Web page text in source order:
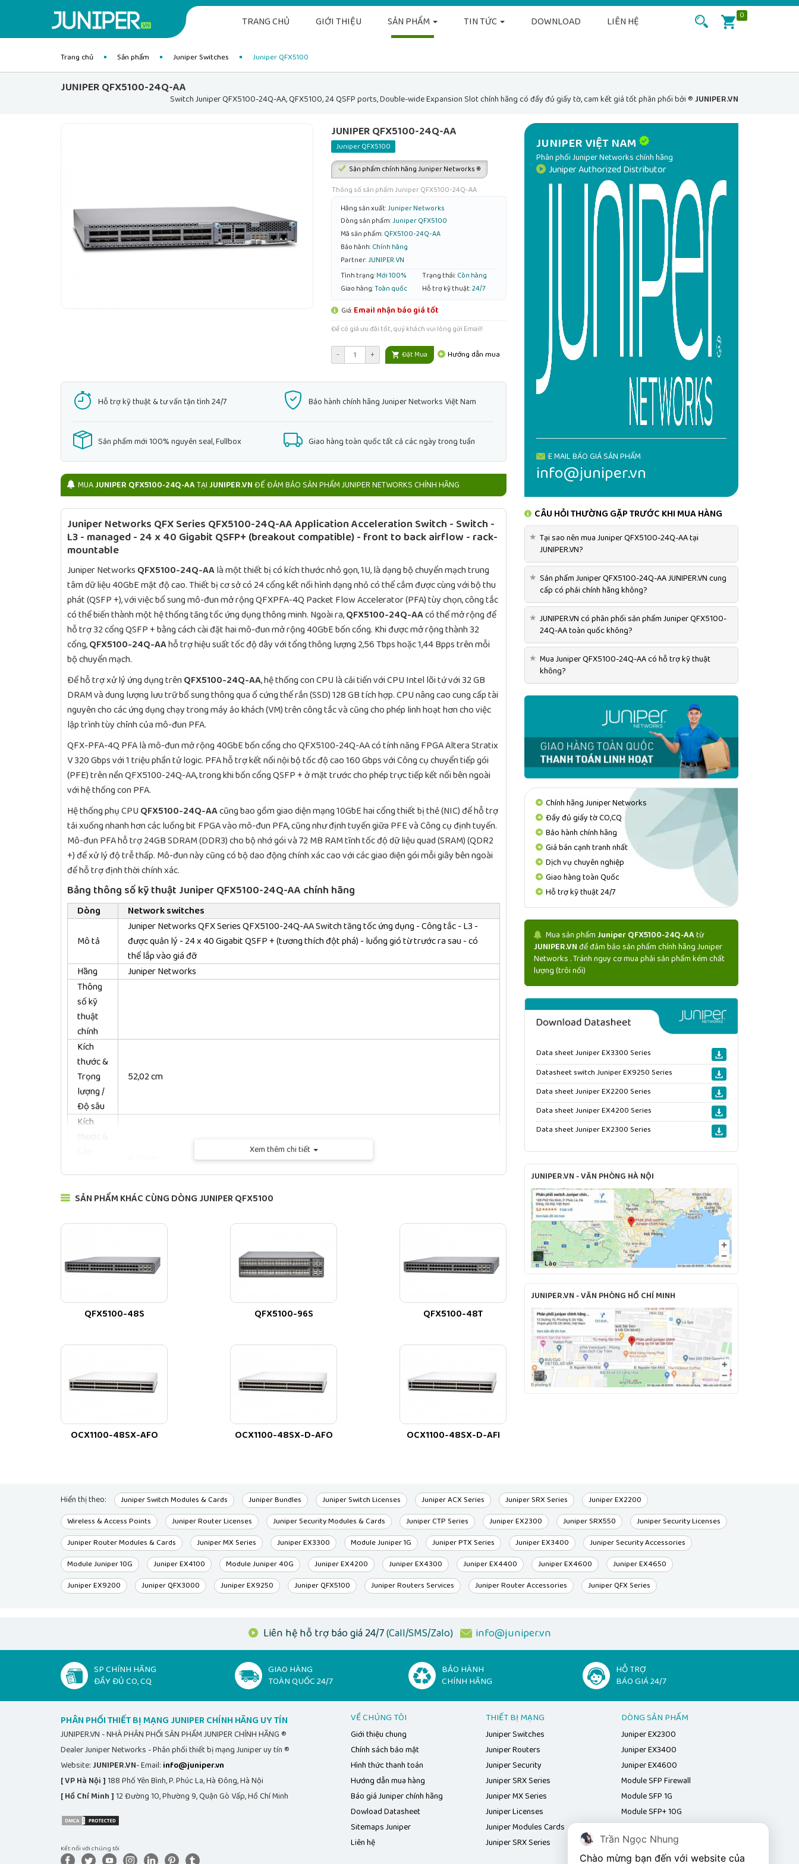
TRANG CHỦ GIỚI THIỆU SẢN PHẨM TIN TỨC DOWNLOAD LIÊN HỆ 0
Trang chủ Sản phẩm Juniper Switches Juniper QFX5100
JUNIPER QFX5100-24Q-AA
Switch Juniper QFX5100-24Q-AA, QFX5100, 24 QSFP ports, Double-wide Expansion Slot chính hãng có đầy đủ giấy tờ, cam kết giá tốt phân phối bởi ®JUNIPER.VN
JUNIPER QFX5100-24Q-AA
Juniper QFX5100
Sản phẩm chính hãng Juniper Networks ®
Thông số sản phẩm Juniper QFX5100-24Q-AA
Hãng sản xuất:Juniper Networks
Dòng sản phẩm:Juniper QFX5100
Mã sản phẩm: QFX5100-24Q-AA
Bảo hành: Chính hãng
Partner:JUNIPER.VN
Tình trạng: Mới 100% Trạng thái: Còn hàng
Giao hàng:Toàn quốc Hỗ trợ kỹ thuật:24/7
Giá: Email nhận báo giá tốt
Để có giá ưu đãi tốt, quý khách vui lòng gửi Email!
- + Đặt Mua Hướng dẫn mua
Hỗ trợ kỹ thuật & tư vấn tận tình 24/7 Bảo hành chính hãng Juniper Networks Việt Nam
Sản phẩm mới 100% nguyên seal, Fullbox Giao hàng toàn quốc tất cả các ngày trong tuần
MUAJUNIPER QFX5100-24Q-AATẠIJUNIPER.VNĐỂ ĐẢM BẢO SẢN PHẨM JUNIPER NETWORKS CHÍNH HÃNG
Juniper Networks QFX Series QFX5100-24Q-AA Application Acceleration Switch - Switch -
L3 - managed - 24 x 40 Gigabit QSFP+ (breakout compatible) - front to back airflow - rack-
mountable
Juniper Networks QFX5100-24Q-AAlà một thiết bị có kích thước nhỏ gọn, 1U, là dạng bộ chuyển mạch trung
tâm dữ liệu 40GbE mật độ cao. Thiết bị cơ sở có 24 cổng kết nối hình dạng nhỏ có thể cắm được cùng với bộ thu
phát (QSFP +), với việc bổ sung mô-đun mở rộng QFXPFA-4Q Packet Flow Accelerator (PFA) tùy chọn, công tắc
có thể biến thành một hệ thống tăng tốc ứng dụng thông minh. Ngoài ra,QFX5100-24Q-AAcó thể mở rộng để
hỗ trợ 32 cổng QSFP + bằng cách cài đặt hai mô-đun mở rộng 40GbE bốn cổng. Khi được mở rộng thành 32
cổng,QFX5100-24Q-AAhỗ trợ hiệu suất tốc độ dây với tổng thông lượng 2,56 Tbps hoặc 1,44 Bpps trên mỗi
bộ chuyển mạch.
Để hỗ trợ xử lý ứng dụng trênQFX5100-24Q-AA, hệ thống con CPU là cải tiến với CPU Intel lõi tứ với 32 GB
DRAM và dung lượng lưu trữ bổ sung thông qua ổ cứng thể rắn (SSD) 128 GB tích hợp. CPU nâng cao cung cấp tài
nguyên cho các ứng dụng chạy trong máy ảo khách (VM) trên công tắc và cũng cho phép linh hoạt hơn cho việc
lập trình tùy chỉnh của mô-đun PFA.
QFX-PFA-4Q PFA là mô-đun mở rộng 40GbE bốn cổng cho QFX5100-24Q-AA có tính năng FPGA Altera Stratix
V 320 Gbps với 1 triệu phần tử logic. PFA hỗ trợ kết nối nội bộ tốc độ cao 160 Gbps với Công cụ chuyển tiếp gói
(PFE) trên nền QFX5100-24Q-AA, trong khi bốn cổng QSFP + ở mặt trước cho phép trực tiếp kết nối bên ngoài
với hệ thống con PFA.
Hệ thống phụ CPU QFX5100-24Q-AAcũng bao gồm giao diện mạng 10GbE hai cổng thiết bị thẻ (NIC) để hỗ trợ
tải xuống nhanh hơn các luồng bit FPGA vào mô-đun PFA, cũng như định tuyến giữa PFE và Công cụ định tuyến.
Mô-đun PFA hỗ trợ 24GB SDRAM (DDR3) cho bộ nhớ gói và 72 MB RAM tĩnh tốc độ dữ liệu quad (SRAM) (QDR2
+) để xử lý độ trễ thấp. Mô-đun này cũng có bộ dao động chính xác cao với các giao diện gói mỗi giây bên ngoài
để hỗ trợ định thời chính xác.
Bảng thông số kỹ thuật Juniper QFX5100-24Q-AA chính hãng
Dòng Network switches
Mô tả
Juniper Networks QFX Series QFX5100-24Q-AA Switch tăng tốc ứng dụng - Công tắc - L3 -
được quản lý - 24 x 40 Gigabit QSFP + (tương thích đột phá) - luồng gió từ trước ra sau - có
thể lắp vào giá đỡ
Hãng
Juniper Networks
Thông
số kỹ
thuật
chính
Kích
thước &
Trọng
lượng /
Độ sâu
52,02 cm
Kích
cao
thước &
lượng /
Trọng
Kích
thước &
lượng /
rộng
Tiêu đề
hiệu
Khác /
Mạng /
Yếu tố
hình
thức
Rack-mountable
Mạng /
Số
lượng
24
đóng
gói
RAM /
Kích
thước
đã cài
đặt
32 GB
Yêu cầu
hệ
thống /
Yêu cầu
hành
JUNOS
Kích
thước &
Xem thêm chi tiết
SẢN PHẨM KHÁC CÙNG DÒNG JUNIPER QFX5100
QFX5100-48S QFX5100-96S QFX5100-48T
OCX1100-48SX-AFO OCX1100-48SX-D-AFO OCX1100-48SX-D-AFI
JUNIPER VIỆT NAM
Phân phối Juniper Networks chính hãng
Juniper Authorized Distributor
E MAIL BÁO GIÁ SẢN PHẨM
info@juniper.vn
CÂU HỎI THƯỜNG GẶP TRƯỚC KHI MUA HÀNG
★ Tại sao nên mua Juniper QFX5100-24Q-AA tại
JUNIPER.VN?
★ Sản phẩm Juniper QFX5100-24Q-AA JUNIPER.VN cung
cấp có phải chính hãng không?
★ JUNIPER.VN có phân phối sản phẩm Juniper QFX5100-
24Q-AA toàn quốc không?
★ Mua Juniper QFX5100-24Q-AA có hỗ trợ kỹ thuật
không?
Chính hãng Juniper Networks
Đầy đủ giấy tờ CO,CQ
Bảo hành chính hãng
Giá bán cạnh tranh nhất
Dịch vụ chuyên nghiệp
Giao hàng toàn Quốc
Hỗ trợ kỹ thuật 24/7
Mua sản phẩmJuniper QFX5100-24Q-AAtừ
JUNIPER.VNđể đảm bảo sản phẩm chính hãng Juniper
Networks . Tránh nguy cơ mua phải sản phẩm kém chất
lượng (trôi nổi)
Data sheet Juniper EX3300 Series
Datasheet switch Juniper EX9250 Series
Data sheet Juniper EX2200 Series
Data sheet Juniper EX4200 Series
Data sheet Juniper EX2300 Series
JUNIPER.VN - VĂN PHÒNG HÀ NỘI
JUNIPER.VN - VĂN PHÒNG HỒ CHÍ MINH
Hiển thị theo: Juniper Switch Modules & Cards Juniper Bundles Juniper Switch Licenses Juniper ACX Series Juniper SRX Series
Juniper EX2200
Wireless & Access Points
Juniper Router Licenses Juniper Security Modules & Cards Juniper CTP Series Juniper EX2300 Juniper SRX550
Juniper Security Licenses
Juniper Router Modules & Cards
Juniper MX Series Juniper EX3300 Module Juniper 1G Juniper PTX Series Juniper EX3400
Juniper Security Accessories
Module Juniper 10G
Juniper EX4100 Module Juniper 40G Juniper EX4200 Juniper EX4300 Juniper EX4400 Juniper EX4600
Juniper EX4650
Juniper EX9200
Juniper QFX3000 Juniper EX9250 Juniper QFX5100 Juniper Routers Services Juniper Router Accessories Juniper QFX Series
Liên hệ hỗ trợ báo giá 24/7(Call/SMS/Zalo) info@juniper.vn
SP CHÍNH HÃNG
ĐẦY ĐỦ CO, CQ
GIAO HÀNG
TOÀN QUỐC 24/7
BẢO HÀNH
CHÍNH HÃNG
HỖ TRỢ
BÁO GIÁ 24/7
PHÂN PHỐI THIẾT BỊ MẠNG JUNIPER CHÍNH HÃNG UY TÍN
JUNIPER.VN - NHÀ PHÂN PHỐI SẢN PHẨM JUNIPER CHÍNH HÃNG ®
Dealer Juniper Networks - Phân phối thiết bị mạng Juniper uy tín ®
Website:JUNIPER.VN- Email: info@juniper.vn
[ VP Hà Nội ]188 Phố Yên Bình, P. Phúc La, Hà Đông, Hà Nội
[ Hồ Chí Minh ]12 Đường 10, Phường 9, Quận Gò Vấp, Hồ Chí Minh
Kết nối với chúng tôi
VỀ CHÚNG TÔI
Giới thiệu chung
Chính sách bảo mật
Hình thức thanh toán
Hướng dẫn mua hàng
Báo giá Juniper chính hãng
Dowload Datasheet
Sitemaps Juniper
Liên hệ
THIẾT BỊ MẠNG
Juniper Switches
Juniper Routers
Juniper Security
Juniper SRX Series
Juniper MX Series
Juniper Licenses
Juniper Modules Cards
Juniper SRX Series
DÒNG SẢN PHẨM
Juniper EX2300
Juniper EX3400
Juniper EX4600
Module SFP Firewall
Module SFP 1G
Module SFP+ 10G
Module QSFP+ 40G
Module SFP Juniper
Trần Ngọc Nhung
Chào mừng bạn đến với website của